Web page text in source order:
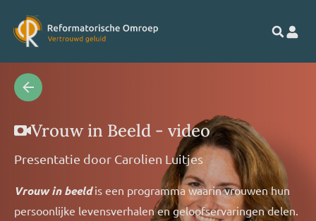
Vrouw in Beeld - video
Presentatie door Carolien Luitjes
Vrouw in beeldis een programma waarin vrouwen hun
persoonlijke levensverhalen en geloofservaringen delen.